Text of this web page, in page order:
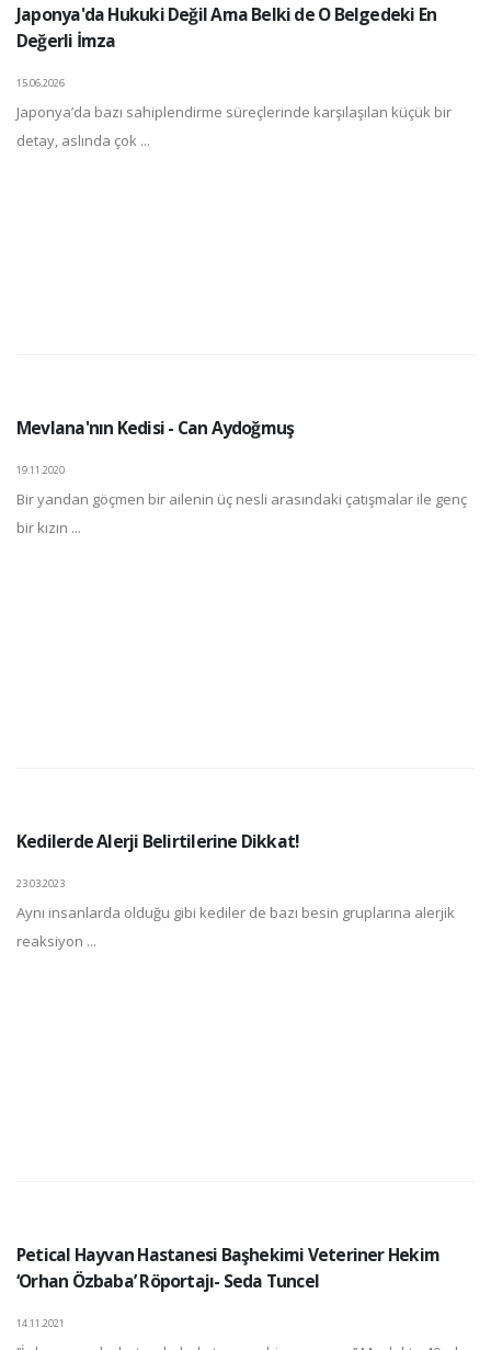
Japonya'da Hukuki Değil Ama Belki de O Belgedeki En
Değerli İmza
15.06.2026
Japonya’da bazı sahiplendirme süreçlerinde karşılaşılan küçük bir
detay, aslında çok ...
Mevlana'nın Kedisi - Can Aydoğmuş
19.11.2020
Bir yandan göçmen bir ailenin üç nesli arasındaki çatışmalar ile genç
bir kızın ...
Kedilerde Alerji Belirtilerine Dikkat!
23.03.2023
Aynı insanlarda olduğu gibi kediler de bazı besin gruplarına alerjik
reaksiyon ...
Petical Hayvan Hastanesi Başhekimi Veteriner Hekim
‘Orhan Özbaba’ Röportajı- Seda Tuncel
14.11.2021